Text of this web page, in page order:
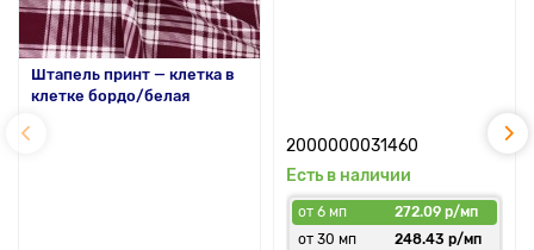
Штапель принт — клетка в
клетке бордо/белая
2000000031460
Есть в наличии
от 6 мп
272.09 р/мп
от 30 мп
248.43 р/мп